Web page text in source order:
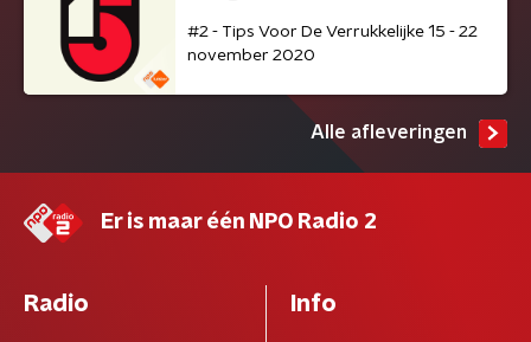
#2 - Tips Voor De Verrukkelijke 15 - 22
november 2020
Alle afleveringen
Er is maar één NPO Radio 2
Radio Info